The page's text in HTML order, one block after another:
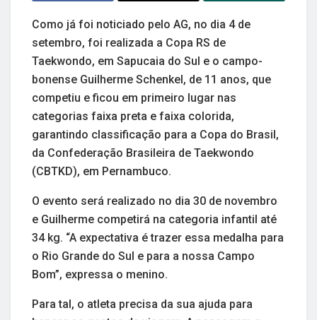
Como já foi noticiado pelo AG, no dia 4 de
setembro, foi realizada a Copa RS de
Taekwondo, em Sapucaia do Sul e o campo-
bonense Guilherme Schenkel, de 11 anos, que
competiu e ficou em primeiro lugar nas
categorias faixa preta e faixa colorida,
garantindo classificação para a Copa do Brasil,
da Confederação Brasileira de Taekwondo
(CBTKD), em Pernambuco.
O evento será realizado no dia 30 de novembro
e Guilherme competirá na categoria infantil até
34 kg. “A expectativa é trazer essa medalha para
o Rio Grande do Sul e para a nossa Campo
Bom”, expressa o menino.
Para tal, o atleta precisa da sua ajuda para